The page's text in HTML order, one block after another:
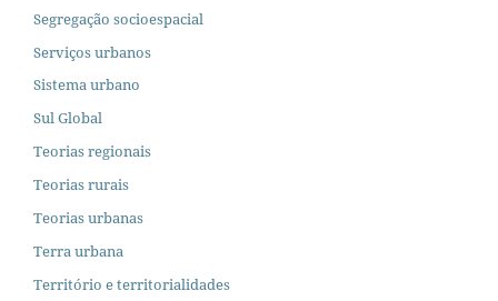
Segregação socioespacial
Serviços urbanos
Sistema urbano
Sul Global
Teorias regionais
Teorias rurais
Teorias urbanas
Terra urbana
Território e territorialidades